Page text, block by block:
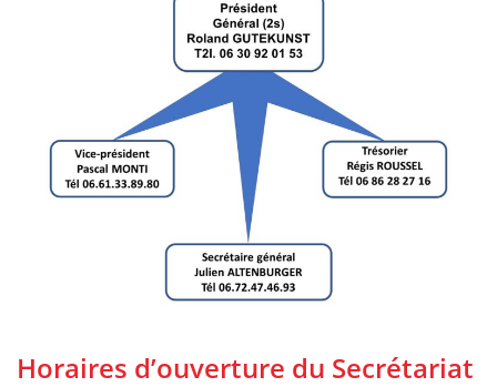
Horaires d’ouverture du Secrétariat